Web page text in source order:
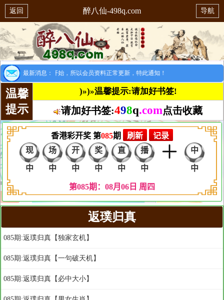
返回 醉八仙-498q.com 导航
最新消息：
示：8月1日开始，所以会员资料正常更新，特此通知！
温馨
提示
)»)»温馨提示:请加好书签!
请加好书签:498q.com点击收藏
返璞归真
085期:返璞归真【独家玄机】
085期:返璞归真【一句破天机】
085期:返璞归真【必中大小】